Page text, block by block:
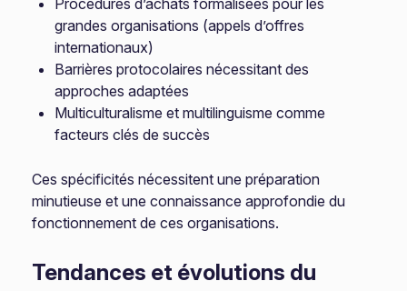
Procédures d’achats formalisées pour les
grandes organisations (appels d’offres
internationaux)
Barrières protocolaires nécessitant des
approches adaptées
Multiculturalisme et multilinguisme comme
facteurs clés de succès
Ces spécificités nécessitent une préparation
minutieuse et une connaissance approfondie du
fonctionnement de ces organisations.
Tendances et évolutions du